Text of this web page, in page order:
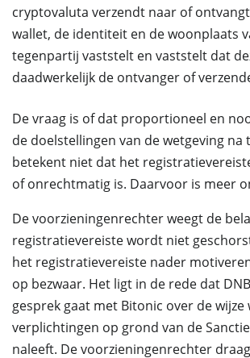
cryptovaluta verzendt naar of
wallet, de identiteit en de woonplaats
tegenpartij vaststelt en vaststelt dat
daadwerkelijk de ontvanger of
De vraag is of dat proportioneel en
de doelstellingen van de wetgeving na
betekent niet dat het
of onrechtmatig is. Daarvoor is meer
De voorzieningenrechter weegt de
registratievereiste wordt niet
het registratievereiste nader
op bezwaar. Het ligt in de rede dat
gesprek gaat met Bitonic over de wijze
verplichtingen op grond van de
naleeft. De voorzieningenrechter